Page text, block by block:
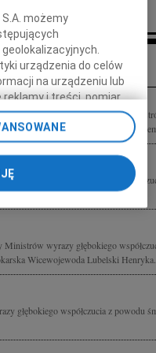
kondolencje
Tuskowi Prezesowi Rady
Społecznego wraz z
Ministrów wyrazy głębokiego
Komisji do Spraw...
wyrazy głębokiego
Wicewojewoda Lubelski
głębokiego współczucia z powodu
możemy
urządzenia do celów
na urządzeniu lub
reklamy i treści, pomiar
usług.